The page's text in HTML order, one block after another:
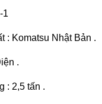
1
: Komatsu Nhật Bản .
.
: 2,5 tấn .